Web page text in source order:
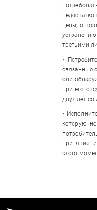
цены; o
третьими
•
связанные
они
при его
двух лет со
•
которую
принятия
этого